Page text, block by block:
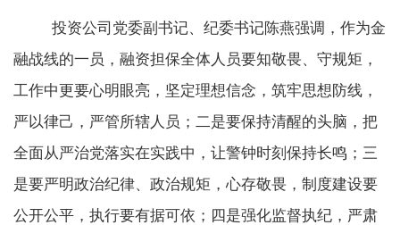
投资公司党委副书记、纪委书记陈燕强调，作为金
融战线的一员，融资担保全体人员要知敬畏、守规矩，
工作中更要心明眼亮，坚定理想信念，筑牢思想防线，
严以律己，严管所辖人员；二是要保持清醒的头脑，把
全面从严治党落实在实践中，让警钟时刻保持长鸣；三
是要严明政治纪律、政治规矩，心存敬畏，制度建设要
公开公平，执行要有据可依；四是强化监督执纪，严肃